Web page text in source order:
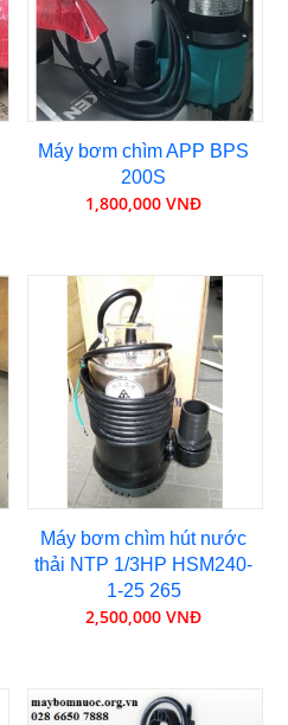
Máy bơm chìm APP BPS
200S
1,800,000 VNĐ
Máy bơm chìm hút nước
thải NTP 1/3HP HSM240-
1-25 265
2,500,000 VNĐ